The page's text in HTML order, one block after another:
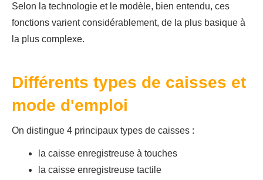
Selon la technologie et le modèle, bien entendu, ces
fonctions varient considérablement, de la plus basique à
la plus complexe.
Différents types de caisses et
mode d'emploi
On distingue 4 principaux types de caisses :
la caisse enregistreuse à touches
la caisse enregistreuse tactile